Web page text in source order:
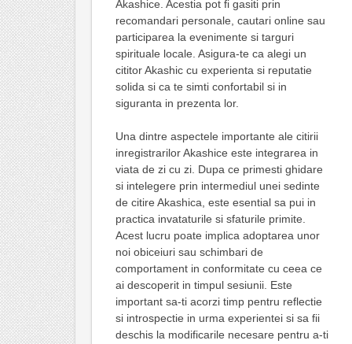
Akashice. Acestia pot fi gasiti prin
recomandari personale, cautari online sau
participarea la evenimente si targuri
spirituale locale. Asigura-te ca alegi un
cititor Akashic cu experienta si reputatie
solida si ca te simti confortabil si in
siguranta in prezenta lor.
Una dintre aspectele importante ale citirii
inregistrarilor Akashice este integrarea in
viata de zi cu zi. Dupa ce primesti ghidare
si intelegere prin intermediul unei sedinte
de citire Akashica, este esential sa pui in
practica invataturile si sfaturile primite.
Acest lucru poate implica adoptarea unor
noi obiceiuri sau schimbari de
comportament in conformitate cu ceea ce
ai descoperit in timpul sesiunii. Este
important sa-ti acorzi timp pentru reflectie
si introspectie in urma experientei si sa fii
deschis la modificarile necesare pentru a-ti